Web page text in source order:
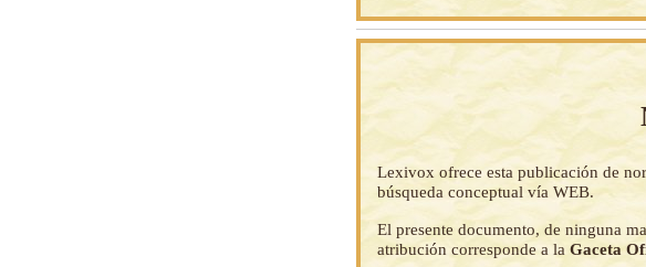
Lexivox ofrece esta publicación de
búsqueda conceptual vía WEB.
El presente documento, de ninguna
atribución corresponde a laGaceta